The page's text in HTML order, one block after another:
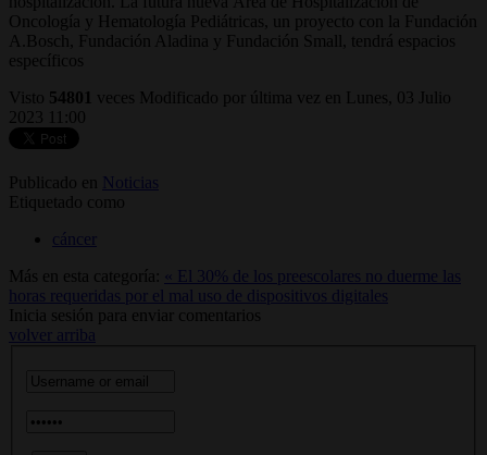
Oncología y Hematología Pediátricas, un proyecto con la Fundación
A.Bosch, Fundación Aladina y Fundación Small, tendrá espacios
específicos
Visto 54801 veces Modificado por última vez en Lunes, 03 Julio
2023 11:00
Publicado en
Noticias
Etiquetado como
cáncer
Más en esta categoría: « El 30% de los preescolares no duerme las
horas requeridas por el mal uso de dispositivos digitales
Inicia sesión para enviar comentarios
volver arriba